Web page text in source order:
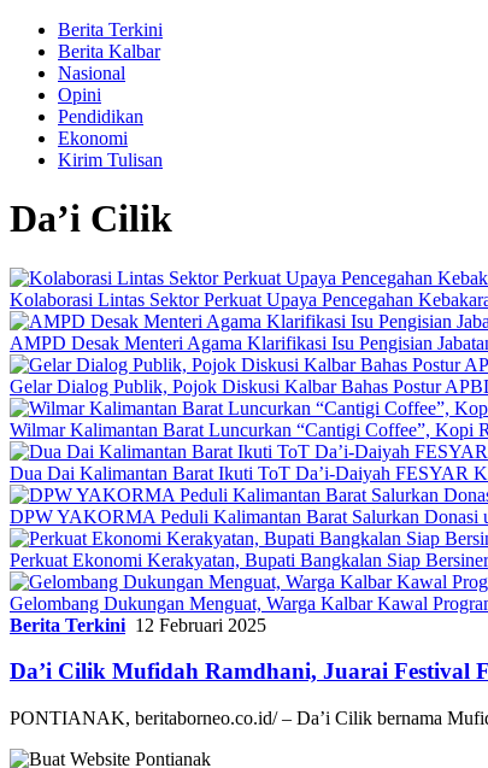
Berita Terkini
Berita Kalbar
Nasional
Opini
Pendidikan
Ekonomi
Kirim Tulisan
Da’i Cilik
Kolaborasi Lintas Sektor Perkuat Upaya Pencegahan
AMPD Desak Menteri Agama Klarifikasi Isu Pengisian
Gelar Dialog Publik, Pojok Diskusi Kalbar Bahas Postur
Wilmar Kalimantan Barat Luncurkan “Cantigi Coffee”, Kopi
Dua Dai Kalimantan Barat Ikuti ToT Da’i-Daiyah FESYAR
DPW YAKORMA Peduli Kalimantan Barat Salurkan Donasi
Perkuat Ekonomi Kerakyatan, Bupati Bangkalan Siap
Gelombang Dukungan Menguat, Warga Kalbar Kawal
Berita Terkini 12 Februari 2025
Da’i Cilik Mufidah Ramdhani, Juarai Festival
PONTIANAK, beritaborneo.co.id/ – Da’i Cilik bernama